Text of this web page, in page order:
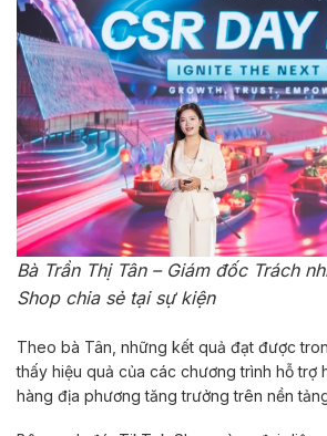
Bà Trần Thị Tân – Giám đốc Trách
Shop chia sẻ tại sự kiện
Theo bà Tân, những kết quả đạt được
thấy hiệu quả của các chương trình hỗ trợ
hàng địa phương tăng trưởng trên nền